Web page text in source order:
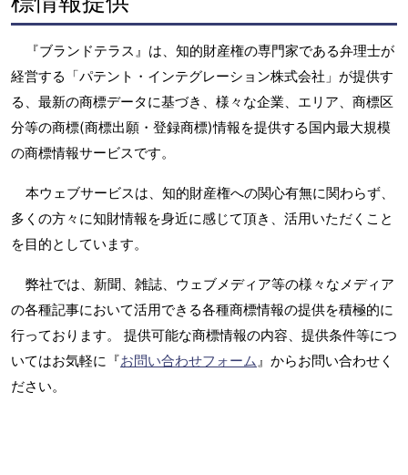
『ブランドテラス』は、知的財産権の専門家である弁理士が
経営する「パテント・インテグレーション株式会社」が提供す
る、最新の商標データに基づき、様々な企業、エリア、商標区
分等の商標(商標出願・登録商標)情報を提供する国内最大規模
の商標情報サービスです。
本ウェブサービスは、知的財産権への関心有無に関わらず、
多くの方々に知財情報を身近に感じて頂き、活用いただくこと
を目的としています。
弊社では、新聞、雑誌、ウェブメディア等の様々なメディア
の各種記事において活用できる各種商標情報の提供を積極的に
行っております。 提供可能な商標情報の内容、提供条件等につ
いてはお気軽に『お問い合わせフォーム』からお問い合わせく
ださい。